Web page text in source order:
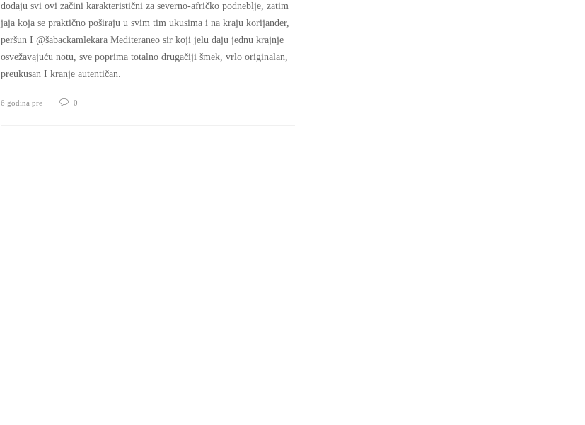
dodaju svi ovi začini karakteristični za severno-afričko podneblje, zatim
jaja koja se praktično poširaju u svim tim ukusima i na kraju korijander,
peršun I @šabackamlekara Mediteraneo sir koji jelu daju jednu krajnje
osvežavajuću notu, sve poprima totalno drugačiji šmek, vrlo originalan,
preukusan I kranje autentičan.
6 godina pre 0